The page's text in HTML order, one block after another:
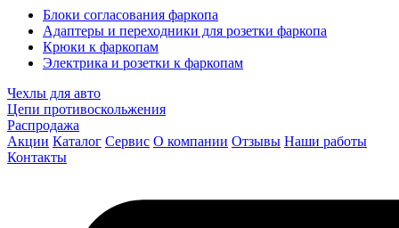
Блоки согласования фаркопа
Адаптеры и переходники для розетки фаркопа
Крюки к фаркопам
Электрика и розетки к фаркопам
Чехлы для авто
Цепи противоскольжения
Распродажа
Акции Каталог Сервис О компании Отзывы Наши работы
Контакты